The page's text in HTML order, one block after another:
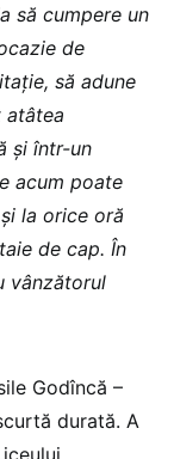
să cumpere un
de
să adune
atâtea
și într-un
acum poate
la orice oră
de cap. În
vânzătorul
Godîncă –
durată. A